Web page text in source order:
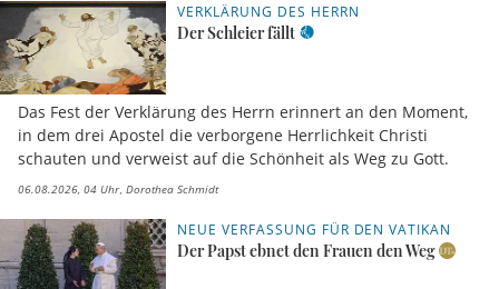
VERKLÄRUNG DES HERRN
Der Schleier fällt
Das Fest der Verklärung des Herrn erinnert an den Moment,
in dem drei Apostel die verborgene Herrlichkeit Christi
schauten und verweist auf die Schönheit als Weg zu Gott.
06.08.2026, 04 Uhr Dorothea Schmidt
NEUE VERFASSUNG FÜR DEN VATIKAN
Der Papst ebnet den Frauen den Weg